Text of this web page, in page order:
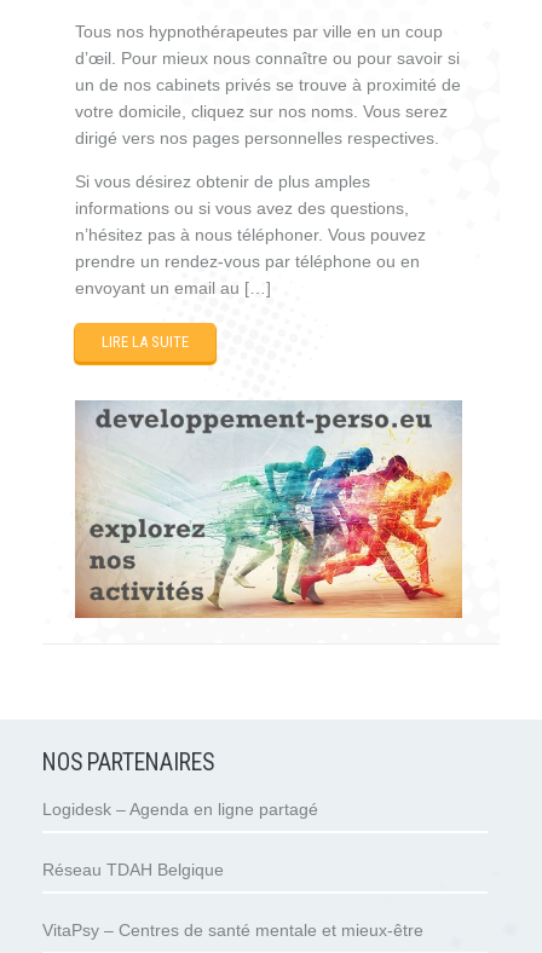
Tous nos hypnothérapeutes par ville en un coup
d’œil. Pour mieux nous connaître ou pour savoir si
un de nos cabinets privés se trouve à proximité de
votre domicile, cliquez sur nos noms. Vous serez
dirigé vers nos pages personnelles respectives.
Si vous désirez obtenir de plus amples
informations ou si vous avez des questions,
n’hésitez pas à nous téléphoner. Vous pouvez
prendre un rendez-vous par téléphone ou en
envoyant un email au […]
LIRE LA SUITE
NOS PARTENAIRES
Logidesk – Agenda en ligne partagé
Réseau TDAH Belgique
VitaPsy – Centres de santé mentale et mieux-être